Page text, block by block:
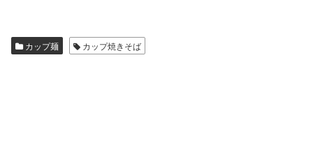
カップ麺 カップ焼きそば